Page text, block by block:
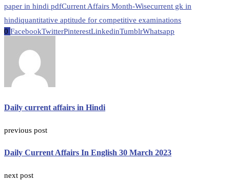
paper in hindi pdfCurrent Affairs Month-Wisecurrent gk in
hindiquantitative aptitude for competitive examinations
0 FacebookTwitterPinterestLinkedinTumblrWhatsapp
Daily current affairs in Hindi
previous post
Daily Current Affairs In English 30 March 2023
next post